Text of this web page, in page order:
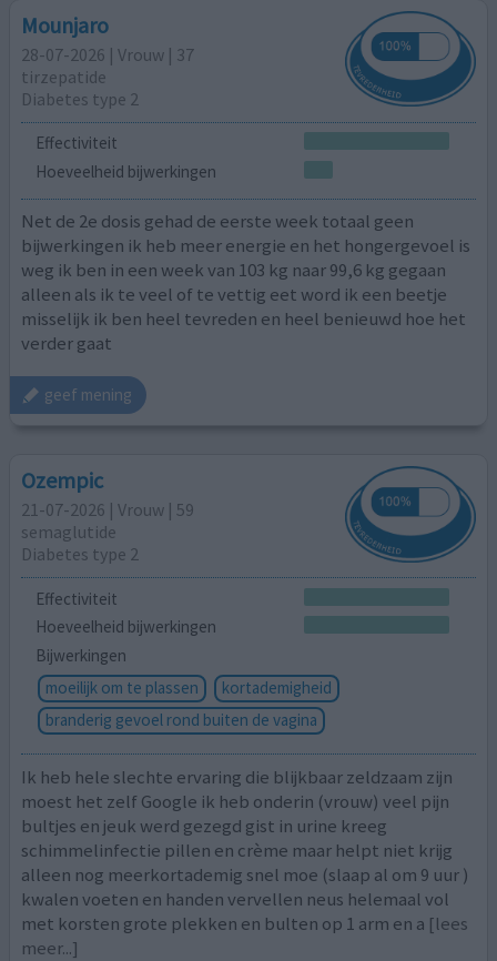
Mounjaro
28-07-2026 | Vrouw | 37
tirzepatide
Diabetes type 2
Effectiviteit
Hoeveelheid bijwerkingen
Net de 2e dosis gehad de eerste week totaal geen
bijwerkingen ik heb meer energie en het hongergevoel is
weg ik ben in een week van 103 kg naar 99,6 kg gegaan
alleen als ik te veel of te vettig eet word ik een beetje
misselijk ik ben heel tevreden en heel benieuwd hoe het
verder gaat
geef mening
Ozempic
21-07-2026 | Vrouw | 59
semaglutide
Diabetes type 2
Effectiviteit
Hoeveelheid bijwerkingen
Bijwerkingen
moeilijk om te plassen
kortademigheid
branderig gevoel rond buiten de vagina
Ik heb hele slechte ervaring die blijkbaar zeldzaam zijn
moest het zelf Google ik heb onderin (vrouw) veel pijn
bultjes en jeuk werd gezegd gist in urine kreeg
schimmelinfectie pillen en crème maar helpt niet krijg
alleen nog meerkortademig snel moe (slaap al om 9 uur )
kwalen voeten en handen vervellen neus helemaal vol
met korsten grote plekken en bulten op 1 arm en a [lees
meer...]